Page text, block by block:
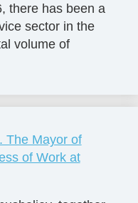
there has been a
sector in the
volume of
The Mayor of
of Work at